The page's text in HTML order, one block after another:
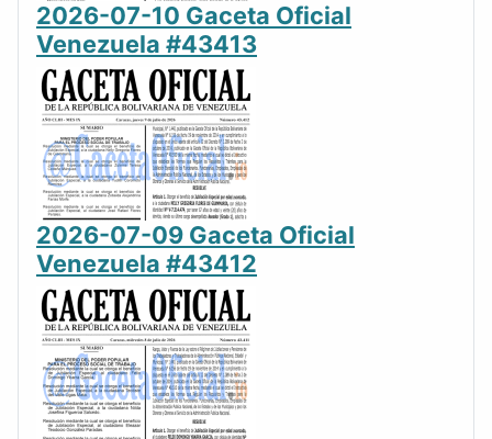
2026-07-10 Gaceta Oficial
Venezuela #43413
2026-07-09 Gaceta Oficial
Venezuela #43412